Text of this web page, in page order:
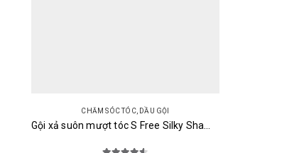
CHĂM SÓC TÓC, DẦU GỘI
Gội xả suôn mượt tóc S Free Silky Shampoo & Treatment Smooth 480ml Nhật